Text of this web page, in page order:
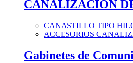
CANALIZACIÓN
CANASTILLO TIPO
ACCESORIOS
Gabinetes de